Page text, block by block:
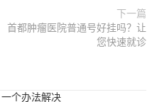
下一篇
首都肿瘤医院普通号好挂吗？让
您快速就诊
个办法解决